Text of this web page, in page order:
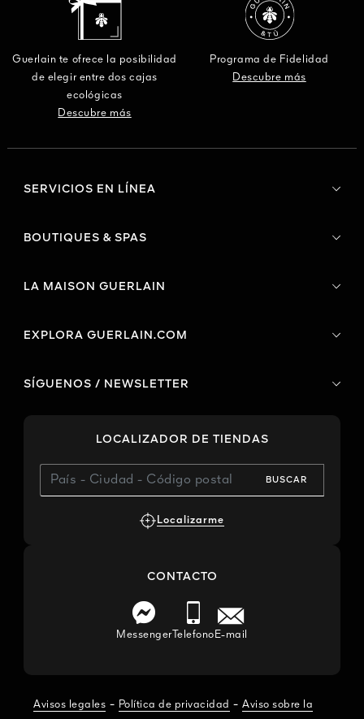
Guerlain te ofrece la posibilidad
de elegir entre dos cajas
ecológicas
Descubre más
Programa de Fidelidad
Descubre más
SERVICIOS EN LÍNEA
BOUTIQUES & SPAS
LA MAISON GUERLAIN
EXPLORA GUERLAIN.COM
SÍGUENOS / NEWSLETTER
LOCALIZADOR DE TIENDAS
BUSCAR
Localizarme
CONTACTO
MessengerTelefono E-mail
Avisos legales - Política de privacidad - Aviso sobre la